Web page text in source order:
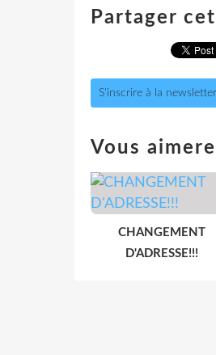
Partager
S'inscrire à la newsletter
Vous
CHANGEMENT
D'ADRESSE!!!